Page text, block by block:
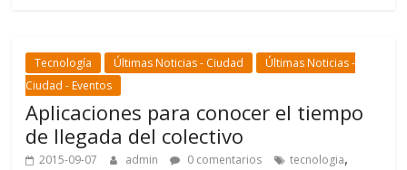
Tecnología Últimas Noticias - Ciudad
Últimas Noticias -
Ciudad - Eventos
Aplicaciones para conocer el tiempo
de llegada del colectivo
2015-09-07 admin 0 comentarios tecnologia,